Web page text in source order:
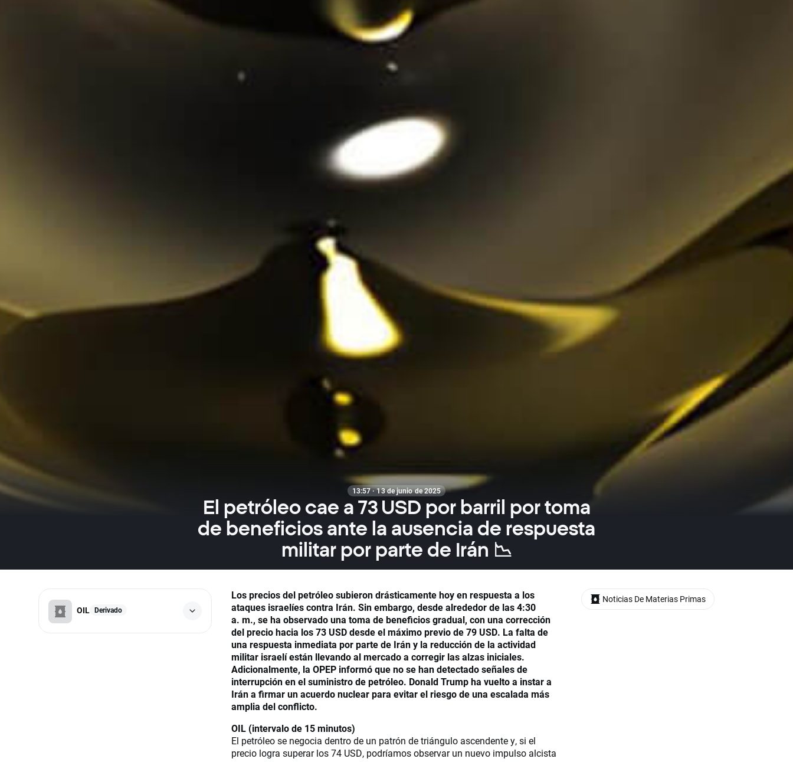
13:57 · 13 de junio de 2025
El petróleo cae a 73 USD por barril por toma
de beneficios ante la ausencia de respuesta
militar por parte de Irán 📉
OIL Derivado
Los precios del petróleo subieron drásticamente hoy en respuesta a los
ataques israelíes contra Irán. Sin embargo, desde alrededor de las 4:30
a. m., se ha observado una toma de beneficios gradual, con una corrección
del precio hacia los 73 USD desde el máximo previo de 79 USD. La falta de
una respuesta inmediata por parte de Irán y la reducción de la actividad
militar israelí están llevando al mercado a corregir las alzas iniciales.
Adicionalmente, la OPEP informó que no se han detectado señales de
interrupción en el suministro de petróleo. Donald Trump ha vuelto a instar a
Irán a firmar un acuerdo nuclear para evitar el riesgo de una escalada más
amplia del conflicto.
OIL (intervalo de 15 minutos)
El petróleo se negocia dentro de un patrón de triángulo ascendente y, si el
precio logra superar los 74 USD, podríamos observar un nuevo impulso alcista
Noticias De Materias Primas